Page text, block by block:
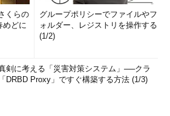
くらの
めどに
グループポリシーでファイルやフ
ォルダー、レジストリを操作する
(1/2)
剣に考える「災害対策システム」──クラ
DRBD Proxy」ですぐ構築する方法 (1/3)